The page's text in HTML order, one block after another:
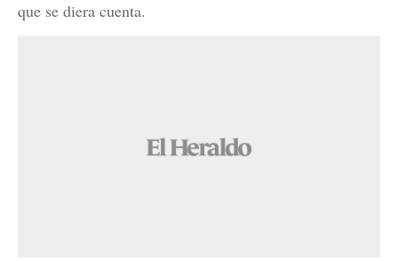
que se diera cuenta.